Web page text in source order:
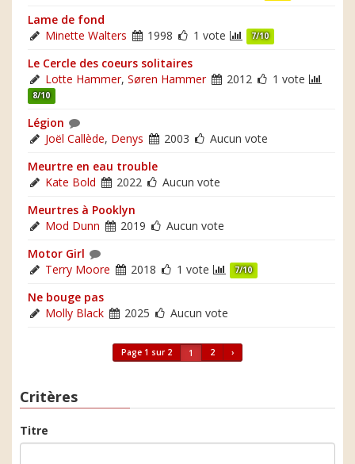
Lame de fond
Minette Walters
1998 1 vote 7/10
Le Cercle des coeurs solitaires
Lotte Hammer, Søren Hammer 2012 1 vote
8/10
Légion
Joël Callède, Denys 2003
Aucun vote
Meurtre en eau trouble
Kate Bold
2022
Aucun vote
Meurtres à Pooklyn
Mod Dunn
2019
Aucun vote
Motor Girl
Terry Moore
2018 1 vote 7/10
Ne bouge pas
Molly Black
2025 Aucun vote
Page 1 sur 2 1 2 ›
Critères
Titre